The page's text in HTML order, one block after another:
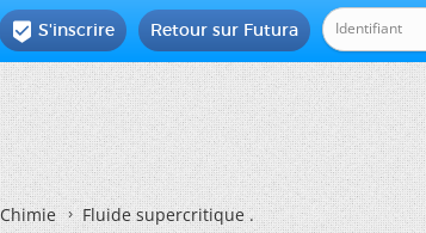
Retour sur Futura
 S'inscrire
Chimie Fluide supercritique .